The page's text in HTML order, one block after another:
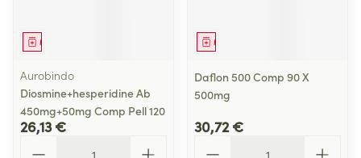
Médicament
Aurobindo
Diosmine+hesperidine Ab
450mg+50mg Comp Pell 120
26,13 €
Médicament
Daflon 500 Comp 90 X
500mg
30,72 €